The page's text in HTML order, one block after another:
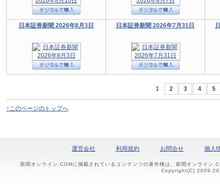
日本証券新聞 2026年8月3日 日本証券新聞 2026年7月31日
1 2 3 4 5
↑このページのトップへ
運営会社 利用規約 お問合せ 個人
新聞オンライン.COMに掲載されているコンテンツの著作権は、新聞オンライン
Copyright(C) 2009-